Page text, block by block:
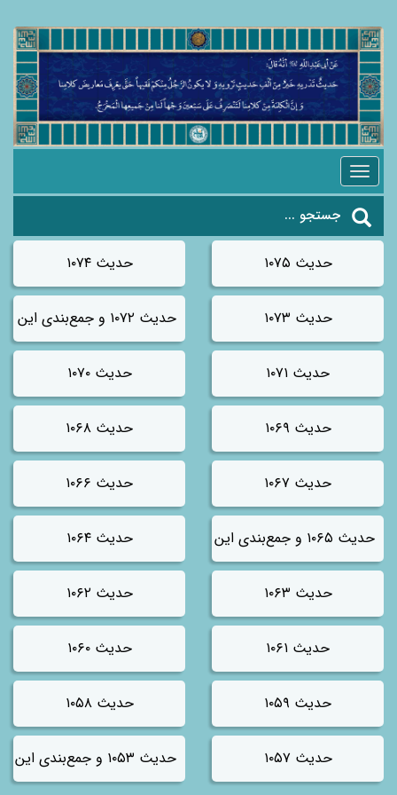
Toggle
navigation
حدیث ۱۰۷۵ حدیث ۱۰۷۴
حدیث ۱۰۷۳ حدیث ۱۰۷۲ و جمع‌بندی این باب (موقت)
حدیث ۱۰۷۱ حدیث ۱۰۷۰
حدیث ۱۰۶۹ حدیث ۱۰۶۸
حدیث ۱۰۶۷ حدیث ۱۰۶۶
حدیث ۱۰۶۵ و جمع‌بندی این باب (موقت) حدیث ۱۰۶۴
حدیث ۱۰۶۳ حدیث ۱۰۶۲
حدیث ۱۰۶۱ حدیث ۱۰۶۰
حدیث ۱۰۵۹ حدیث ۱۰۵۸
حدیث ۱۰۵۷ حدیث ۱۰۵۳ و جمع‌بندی این باب (موقت)